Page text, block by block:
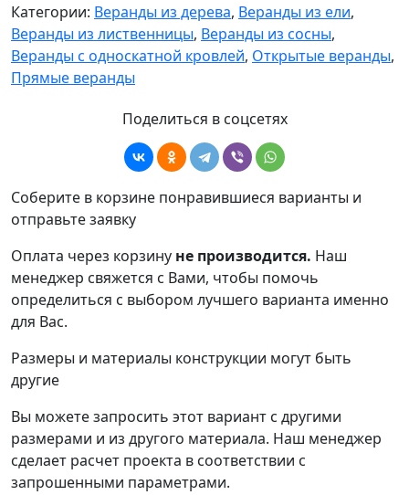
Категории: Веранды из дерева, Веранды из ели,
Веранды из лиственницы, Веранды из сосны,
Веранды с односкатной кровлей, Открытые веранды,
Прямые веранды
Поделиться в соцсетях
Соберите в корзине понравившиеся варианты и
отправьте заявку
Оплата через корзину не производится. Наш
менеджер свяжется с Вами, чтобы помочь
определиться с выбором лучшего варианта именно
для Вас.
Размеры и материалы конструкции могут быть
другие
Вы можете запросить этот вариант с другими
размерами и из другого материала. Наш менеджер
сделает расчет проекта в соответствии с
запрошенными параметрами.